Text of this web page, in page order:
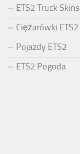
ETS2 Truck Skins
Ciężarówki ETS2
Pojazdy ETS2
ETS2 Pogoda